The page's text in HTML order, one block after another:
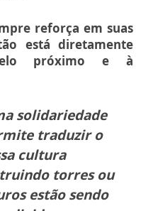
reforça em suas
está diretamente
próximo e à
solidariedade
traduzir o
cultura
torres ou
estão sendo